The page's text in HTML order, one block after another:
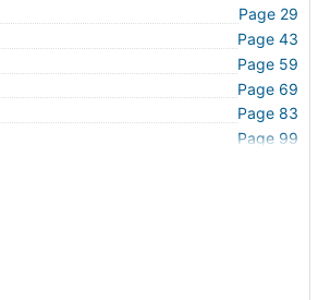
Page 29
Page 43
Page 59
Page 69
Page 83
Page 99